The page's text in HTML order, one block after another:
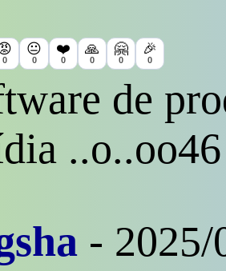
0
😐
0
❤️
0
🙏
0
🤗
0
🎉
0
de
..o..oo46
- 2025/